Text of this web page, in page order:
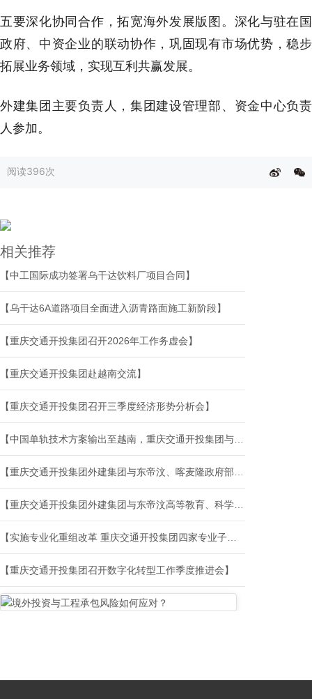
五要深化协同合作，拓宽海外发展版图。深化与驻在国
政府、中资企业的联动协作，巩固现有市场优势，稳步
拓展业务领域，实现互利共赢发展。
外建集团主要负责人，集团建设管理部、资金中心负责
人参加。
阅读396次
相关推荐
【中工国际成功签署乌干达饮料厂项目合同】
【乌干达6A道路项目全面进入沥青路面施工新阶段】
【重庆交通开投集团召开2026年工作务虚会】
【重庆交通开投集团赴越南交流】
【重庆交通开投集团召开三季度经济形势分析会】
【中国单轨技术方案输出至越南，重庆交通开投集团与越南河内城铁管委会签约】
【重庆交通开投集团外建集团与东帝汶、喀麦隆政府部门就业务合作开展座谈交流】
【重庆交通开投集团外建集团与东帝汶高等教育、科学与文化部开展座谈交流】
【实施专业化重组改革 重庆交通开投集团四家专业子公司集中揭牌】
【重庆交通开投集团召开数字化转型工作季度推进会】